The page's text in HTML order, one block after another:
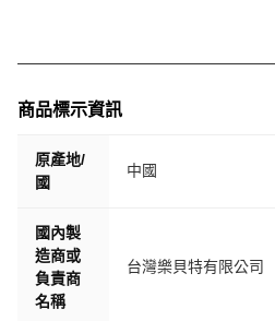
商品標示資訊
原產地/
國
中國
國內製
造商或
負責商
名稱
台灣樂貝特有限公司